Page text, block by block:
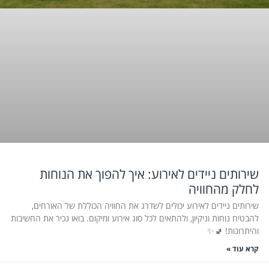
שירותים ניידים לאירוע: איך להפוך את הנוחות
לחלק מהחוויה
שירותים ניידים לאירוע יכולים לשדרג את החוויה הכוללת של האורחים,
להבטיח נוחות וניקיון, ולהתאים לכל סוג אירוע ומיקום. בואו נכיר את החשיבות
והיתרונות! 🚽✨
קרא עוד »